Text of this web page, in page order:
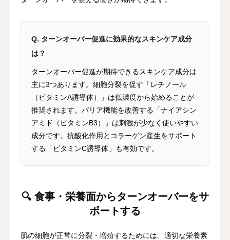
Q. ターンオーバー促進に効果的なスキンケア成分
は？
ターンオーバー促進が期待できるスキンケア成分は
主に3つあります。細胞分裂を促す「レチノール
（ビタミンA誘導体）」は低濃度から始めることが
推奨されます。バリア機能を改善する「ナイアシン
アミド（ビタミンB3）」は刺激が少なく使いやすい
成分です。抗酸化作用とコラーゲン産生をサポート
する「ビタミンC誘導体」も有効です。
🔍 食事・栄養面からターンオーバーをサ
ポートする
肌の細胞が正常に分裂・増殖するためには、適切な栄養素